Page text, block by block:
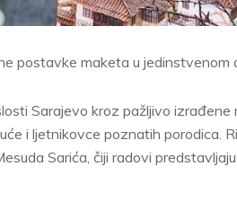
postavke maketa u jedinstvenom
Sarajevo kroz pažljivo izrađene
i ljetnikovce poznatih porodica.
Sarića, čiji radovi